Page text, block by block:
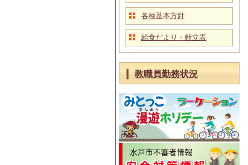
各種基本方針
給食だより・献立表
教職員勤務状況